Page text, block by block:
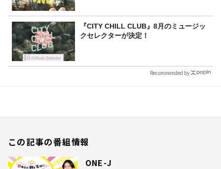
『CITY CHILL CLUB』8月のミュージッ
クセレクターが決定！
Recommended by
この記事の番組情報
ONE-J